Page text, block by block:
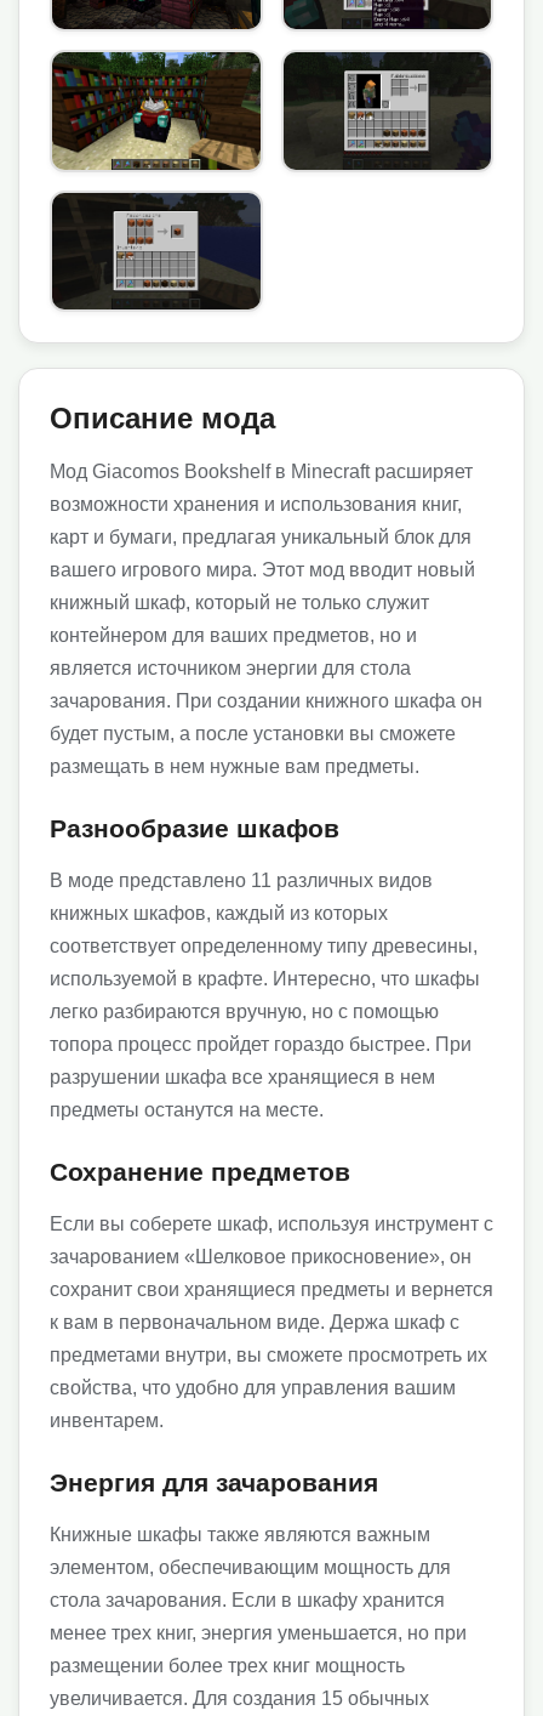
Описание мода
Мод Giacomos Bookshelf в Minecraft расширяет
возможности хранения и использования книг,
карт и бумаги, предлагая уникальный блок для
вашего игрового мира. Этот мод вводит новый
книжный шкаф, который не только служит
контейнером для ваших предметов, но и
является источником энергии для стола
зачарования. При создании книжного шкафа он
будет пустым, а после установки вы сможете
размещать в нем нужные вам предметы.
Разнообразие шкафов
В моде представлено 11 различных видов
книжных шкафов, каждый из которых
соответствует определенному типу древесины,
используемой в крафте. Интересно, что шкафы
легко разбираются вручную, но с помощью
топора процесс пройдет гораздо быстрее. При
разрушении шкафа все хранящиеся в нем
предметы останутся на месте.
Сохранение предметов
Если вы соберете шкаф, используя инструмент с
зачарованием «Шелковое прикосновение», он
сохранит свои хранящиеся предметы и вернется
к вам в первоначальном виде. Держа шкаф с
предметами внутри, вы сможете просмотреть их
свойства, что удобно для управления вашим
инвентарем.
Энергия для зачарования
Книжные шкафы также являются важным
элементом, обеспечивающим мощность для
стола зачарования. Если в шкафу хранится
менее трех книг, энергия уменьшается, но при
размещении более трех книг мощность
увеличивается. Для создания 15 обычных